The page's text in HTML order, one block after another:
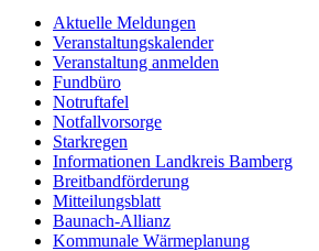
Aktuelle Meldungen
Veranstaltungskalender
Veranstaltung anmelden
Fundbüro
Notruftafel
Notfallvorsorge
Starkregen
Informationen Landkreis Bamberg
Breitbandförderung
Mitteilungsblatt
Baunach-Allianz
Kommunale Wärmeplanung